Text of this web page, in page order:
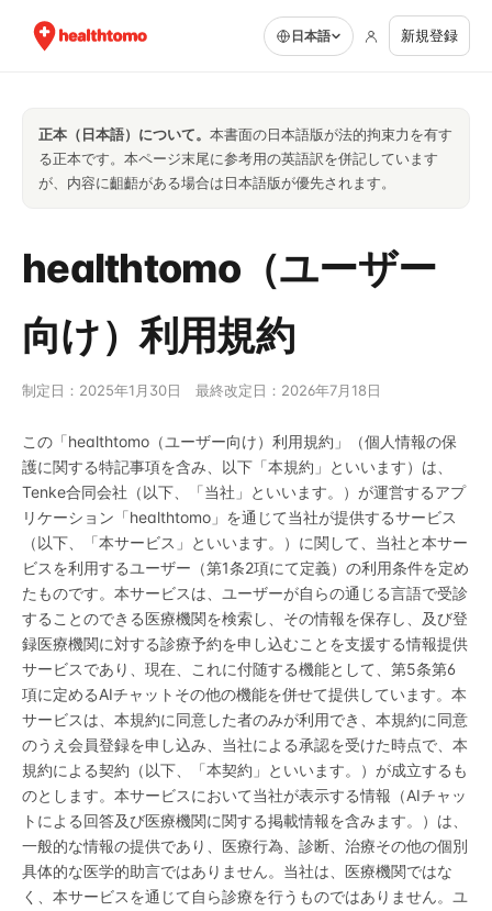
日本語 新規登録
正本（日本語）について。 本書面の日本語版が法的拘束力を有す
る正本です。本ページ末尾に参考用の英語訳を併記しています
が、内容に齟齬がある場合は日本語版が優先されます。
healthtomo（ユーザー
向け）利用規約
制定日：2025年1月30日 最終改定日：2026年7月18日
この「healthtomo（ユーザー向け）利用規約」（個人情報の保
護に関する特記事項を含み、以下「本規約」といいます）は、
Tenke合同会社（以下、「当社」といいます。）が運営するアプ
リケーション「healthtomo」を通じて当社が提供するサービス
（以下、「本サービス」といいます。）に関して、当社と本サー
ビスを利用するユーザー（第1条2項にて定義）の利用条件を定め
たものです。本サービスは、ユーザーが自らの通じる言語で受診
することのできる医療機関を検索し、その情報を保存し、及び登
録医療機関に対する診療予約を申し込むことを支援する情報提供
サービスであり、現在、これに付随する機能として、第5条第6
項に定めるAIチャットその他の機能を併せて提供しています。本
サービスは、本規約に同意した者のみが利用でき、本規約に同意
のうえ会員登録を申し込み、当社による承認を受けた時点で、本
規約による契約（以下、「本契約」といいます。）が成立するも
のとします。本サービスにおいて当社が表示する情報（AIチャッ
トによる回答及び医療機関に関する掲載情報を含みます。）は、
一般的な情報の提供であり、医療行為、診断、治療その他の個別
具体的な医学的助言ではありません。当社は、医療機関ではな
く、本サービスを通じて自ら診療を行うものではありません。ユ